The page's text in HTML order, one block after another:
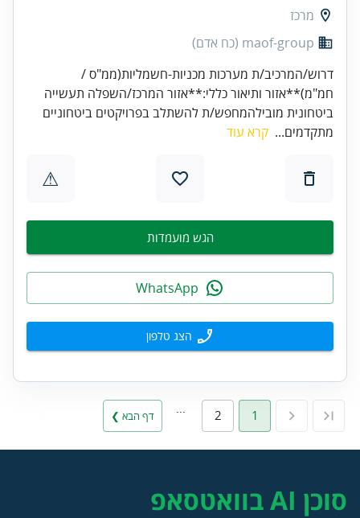
מרכז
maof-group (כח אדם)
דרוש/המרכיב/ת מערכות מכניות-חשמליות(ממ"ס /
חמ"מ)**אזור ותיאור כללי:**אזור המרכז/השפלה תעשייה
ביטחונית מובילהמחפש/ת להשתלב בפרויקטים ביטחוניים
מתקדמים... קרא עוד
⚠
הגש מועמדות
הצג טלפון
1
2 דף הבא ❯
סוכן AI בוואטסאפ